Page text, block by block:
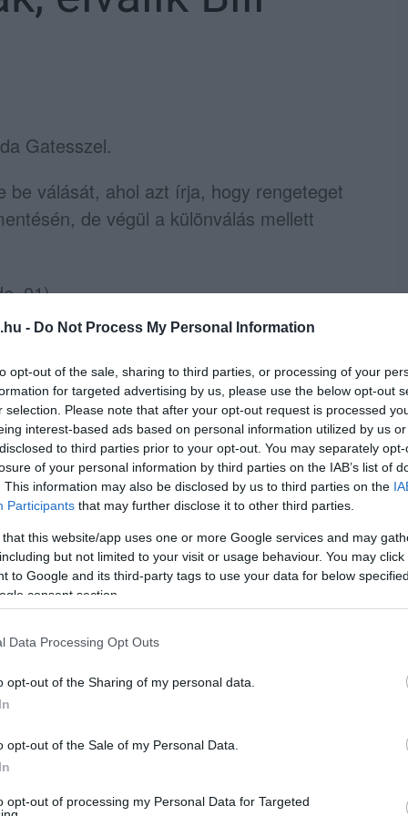
- Do Not Process My Personal Information
opt-out of the sale, sharing to third parties, or processing of your
for targeted advertising by us, please use the below opt-out
selection. Please note that after your opt-out request is processed
interest-based ads based on personal information utilized by us
to third parties prior to your opt-out. You may separately
of your personal information by third parties on the IAB’s list of
This information may also be disclosed by us to third parties on the
Participants that may further disclose it to other third parties.
that this website/app uses one or more Google services and may
but not limited to your visit or usage behaviour. You may
to Google and its third-party tags to use your data for below
consent section.
Data Processing Opt Outs
opt-out of the Sharing of my personal data.
opt-out of the Sale of my Personal Data.
opt-out of processing my Personal Data for Targeted
Gatesszel.
be válását, ahol azt írja, hogy rengeteget
de végül a különválás mellett
Wikipedia
utakat járnak, a közös munkát továbbra
és Melinda Gates Alapítványt. Azt az
foglalkozik, pláne azóta, hogy lemondott a
lesz a pár hatalmas vagyonával, mert
legutóbbi kimutatása szerint Bill a
leggazdagabb embere.
az EGRI ÜGYEK Google Hírek oldalán!